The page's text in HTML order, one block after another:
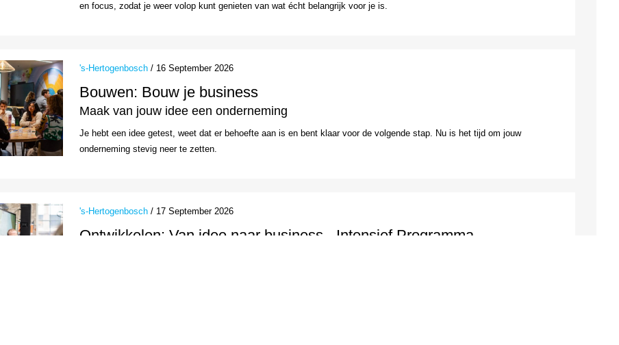
en focus, zodat je weer volop kunt genieten van wat écht belangrijk voor je is.
's-Hertogenbosch / 16 September 2026
Bouwen: Bouw je business
Maak van jouw idee een onderneming
Je hebt een idee getest, weet dat er behoefte aan is en bent klaar voor de volgende stap. Nu is het tijd om jouw
onderneming stevig neer te zetten.
's-Hertogenbosch / 17 September 2026
Ontwikkelen: Van idee naar business - Intensief Programma